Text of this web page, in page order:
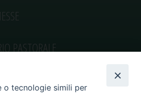
PASTORALE
o tecnologie simili per